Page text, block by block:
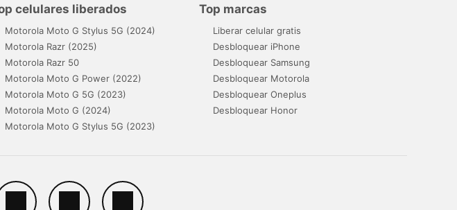
celulares liberados
Motorola Moto G Stylus 5G (2024)
Motorola Razr (2025)
Motorola Razr 50
Motorola Moto G Power (2022)
Motorola Moto G 5G (2023)
Motorola Moto G (2024)
Motorola Moto G Stylus 5G (2023)
Top marcas
Liberar celular gratis
Desbloquear iPhone
Desbloquear Samsung
Desbloquear Motorola
Desbloquear Oneplus
Desbloquear Honor